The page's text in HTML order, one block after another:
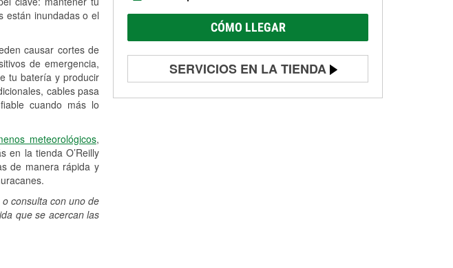
están inundadas o el
causar cortes de
de emergencia,
tu batería y producir
cables pasa
cuando más lo
meteorológicos,
en la tienda O’Reilly
de manera rápida y
consulta con uno de
que se acercan las
CÓMO LLEGAR
SERVICIOS EN LA TIENDA
Prueba de batería